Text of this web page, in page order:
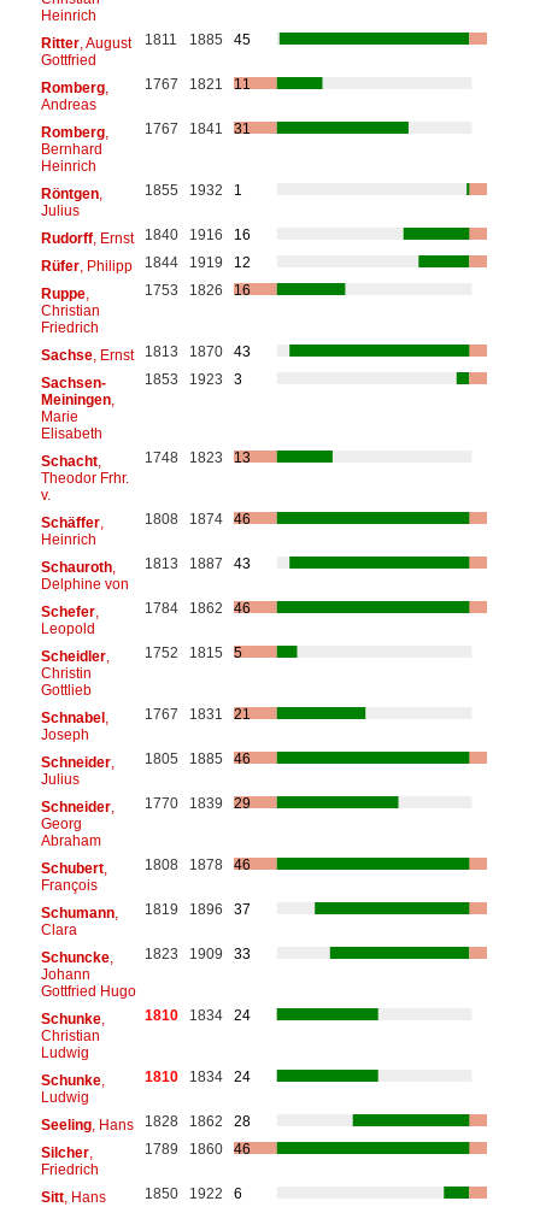
Heinrich
Ritter, August
Gottfried
1811 1885 45
Romberg,
Andreas
1767 1821 11
Romberg,
Bernhard
Heinrich
1767 1841 31
Röntgen,
Julius
1855 1932 1
Rudorff, Ernst 1840 1916
16
Rüfer, Philipp 1844 1919
12
Ruppe,
Christian
Friedrich
1753 1826 16
Sachse, Ernst 1813 1870
43
Sachsen-
Meiningen,
Marie
Elisabeth
1853 1923 3
Schacht,
Theodor Frhr.
v.
1748 1823 13
Schäffer,
Heinrich
1808 1874 46
Schauroth,
Delphine von
1813 1887 43
Schefer,
Leopold
1784 1862 46
Scheidler,
Christin
Gottlieb
1752 1815 5
Schnabel,
Joseph
1767 1831 21
Schneider,
Julius
1805 1885 46
Schneider,
Georg
Abraham
1770 1839 29
Schubert,
François
1808 1878 46
Schumann,
Clara
1819 1896 37
Schuncke,
Johann
Gottfried Hugo
1823 1909 33
Schunke,
Christian
Ludwig
1810 1834 24
Schunke,
Ludwig
1810 1834 24
Seeling, Hans 1828 1862
28
Silcher,
Friedrich
1789 1860 46
Sitt, Hans 1850 1922
6